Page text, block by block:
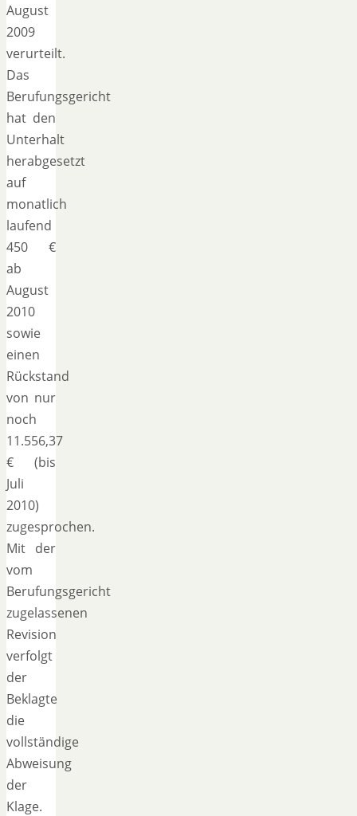
August
2009
verurteilt.
Das
Berufungsgericht
hat den
Unterhalt
herabgesetzt
auf
monatlich
laufend
450 €
ab
August
2010
sowie
einen
Rückstand
von nur
noch
11.556,37
€ (bis
Juli
2010)
zugesprochen.
Mit der
vom
Berufungsgericht
zugelassenen
Revision
verfolgt
der
Beklagte
die
vollständige
Abweisung
der
Klage.